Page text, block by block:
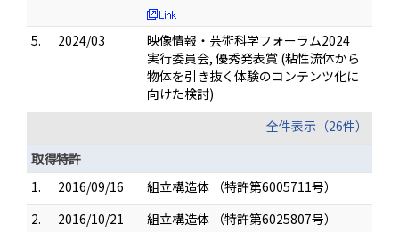
5. 2024/03
映像情報・芸術科学フォーラム2024
実行委員会, 優秀発表賞 (粘性流体から
物体を引き抜く体験のコンテンツ化に
向けた検討)
全件表示（26件）
取得特許
1.
2016/09/16
組立構造体 （特許第6005711号）
2.
2016/10/21
組立構造体 （特許第6025807号）